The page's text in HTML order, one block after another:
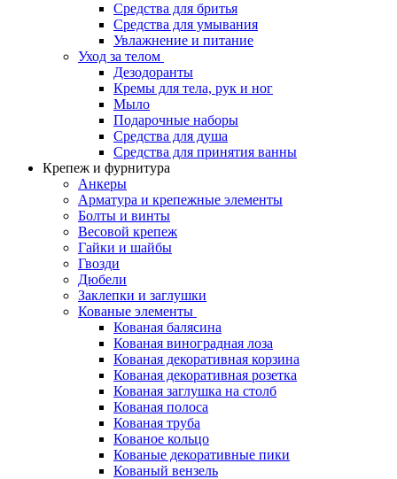
Средства для бритья
Средства для умывания
Увлажнение и питание
Уход за телом
Дезодоранты
Кремы для тела, рук и ног
Мыло
Подарочные наборы
Средства для душа
Средства для принятия ванны
Крепеж и фурнитура
Анкеры
Арматура и крепежные элементы
Болты и винты
Весовой крепеж
Гайки и шайбы
Гвозди
Дюбели
Заклепки и заглушки
Кованые элементы
Кованая балясина
Кованая виноградная лоза
Кованая декоративная корзина
Кованая декоративная розетка
Кованая заглушка на столб
Кованая полоса
Кованая труба
Кованое кольцо
Кованые декоративные пики
Кованый вензель